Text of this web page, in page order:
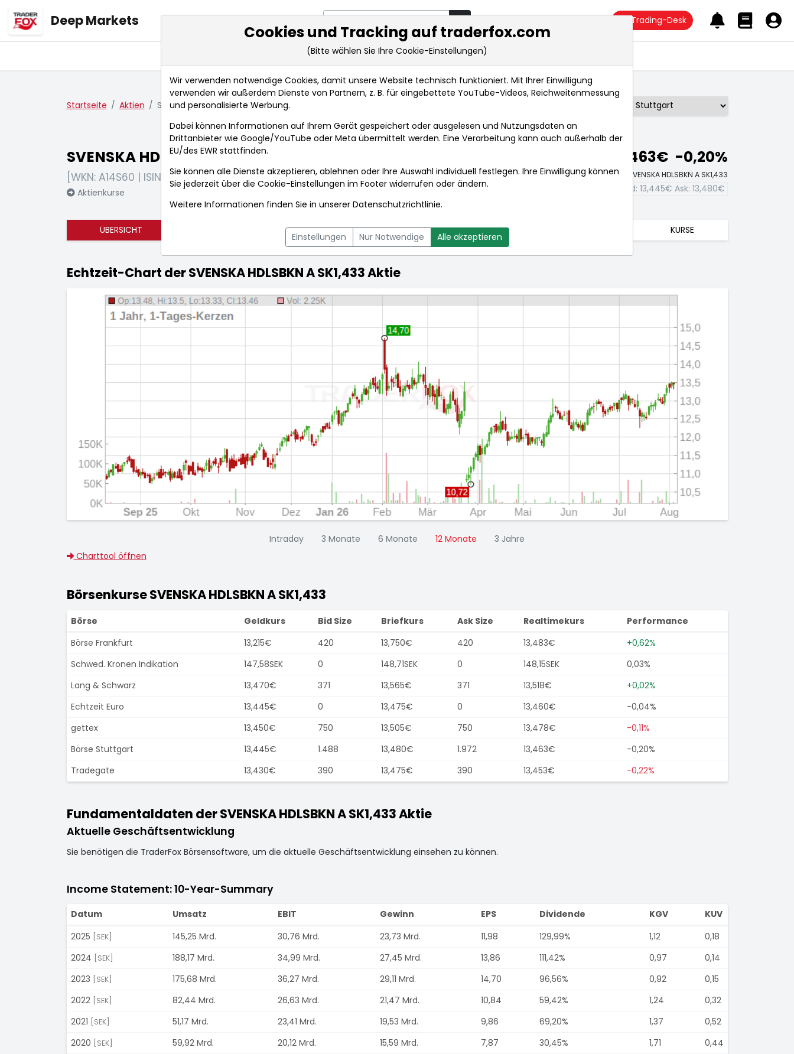
Deep Markets Trading-Desk
Markt-Analysen Market Tools Realtimekurse Nachrichten
Startseite Aktien SVENSKA HDLSBKN A SK1,433
SVENSKA HDLSBKN A SK1,433
[WKN: A14S60 | ISIN: SE0007100599]
Aktienkurse
13,463€ -0,20%
Echtzeit-Aktienkurs SVENSKA HDLSBKN A SK1,433
Bid: 13,445€ Ask: 13,480€
ÜBERSICHT NACHRICHTEN CHARTTOOL KURSE
Echtzeit-Chart der SVENSKA HDLSBKN A SK1,433 Aktie
Intraday 3 Monate 6 Monate 12 Monate
3 Jahre
Charttool öffnen
Börsenkurse SVENSKA HDLSBKN A SK1,433
Börse Geldkurs Bid Size Briefkurs Ask Size Realtimekurs
Performance
Börse Frankfurt
13,215€ 420 13,750€ 420 13,483€
+0,62%
Schwed. Kronen Indikation
147,58SEK 0 148,71SEK 0 148,15SEK
0,03%
Lang & Schwarz
13,470€ 371 13,565€ 371 13,518€
+0,02%
Echtzeit Euro
13,445€ 0 13,475€ 0 13,460€
-0,04%
gettex
13,450€ 750 13,505€ 750 13,478€
-0,11%
Börse Stuttgart
13,445€ 1.488 13,480€ 1.972 13,463€
-0,20%
Tradegate
13,430€ 390 13,475€ 390 13,453€ -0,22%
Fundamentaldaten der SVENSKA HDLSBKN A SK1,433 Aktie
Aktuelle Geschäftsentwicklung
Sie benötigen die TraderFox Börsensoftware, um die aktuelle Geschäftsentwicklung einsehen zu können.
Income Statement: 10-Year-Summary
Datum Umsatz EBIT Gewinn EPS Dividende KGV
KUV
2025
[SEK] 145,25 Mrd. 30,76 Mrd. 23,73 Mrd. 11,98 129,99% 1,12
0,18
2024
[SEK] 188,17 Mrd. 34,99 Mrd. 27,45 Mrd. 13,86 111,42% 0,97
0,14
2023
[SEK] 175,68 Mrd. 36,27 Mrd. 29,11 Mrd. 14,70 96,56% 0,92
0,15
2022
[SEK] 82,44 Mrd. 26,63 Mrd. 21,47 Mrd. 10,84 59,42% 1,24
0,32
2021
[SEK] 51,17 Mrd. 23,41 Mrd. 19,53 Mrd. 9,86 69,20% 1,37
0,52
2020
[SEK] 59,92 Mrd. 20,12 Mrd. 15,59 Mrd. 7,87 30,45% 1,71
0,44
Cookies und Tracking auf traderfox.com
(Bitte wählen Sie Ihre Cookie-Einstellungen)
Wir verwenden notwendige Cookies, damit unsere Website technisch funktioniert. Mit Ihrer Einwilligung
verwenden wir außerdem Dienste von Partnern, z. B. für eingebettete YouTube-Videos, Reichweitenmessung
und personalisierte Werbung.
Dabei können Informationen auf Ihrem Gerät gespeichert oder ausgelesen und Nutzungsdaten an
Drittanbieter wie Google/YouTube oder Meta übermittelt werden. Eine Verarbeitung kann auch außerhalb der
EU/des EWR stattfinden.
Sie können alle Dienste akzeptieren, ablehnen oder Ihre Auswahl individuell festlegen. Ihre Einwilligung können
Sie jederzeit über die Cookie-Einstellungen im Footer widerrufen oder ändern.
Weitere Informationen finden Sie in unserer Datenschutzrichtlinie.
Einstellungen Nur Notwendige Alle akzeptieren